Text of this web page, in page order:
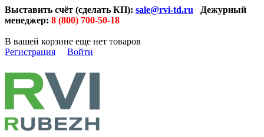
Выставить счёт (сделать КП): sale@rvi-td.ru
Дежурный
менеджер: 8 (800) 700-50-18
В вашей корзине еще нет товаров
Регистрация
Войти